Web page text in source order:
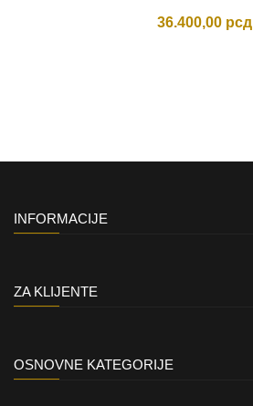
36.400,00 рсд
INFORMACIJE
ZA KLIJENTE
OSNOVNE KATEGORIJE